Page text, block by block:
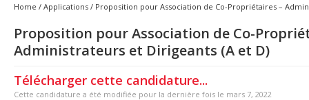
Home / Applications / Proposition pour Association de Co-Propriétaires –
Proposition pour Association de Co-
Administrateurs et Dirigeants (A et D)
Télécharger cette candidature...
Cette candidature a été modifiée pour la dernière fois le mars 7, 2022